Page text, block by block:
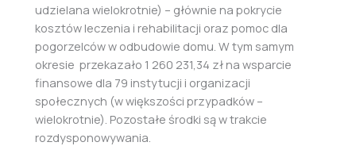
udzielana wielokrotnie) – głównie na pokrycie
kosztów leczenia i rehabilitacji oraz pomoc dla
pogorzelców w odbudowie domu. W tym samym
okresie przekazało 1 260 231,34 zł na wsparcie
finansowe dla 79 instytucji i organizacji
społecznych (w większości przypadków –
wielokrotnie). Pozostałe środki są w trakcie
rozdysponowywania.